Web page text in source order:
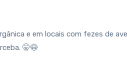
e em locais com fezes de
🤫😷